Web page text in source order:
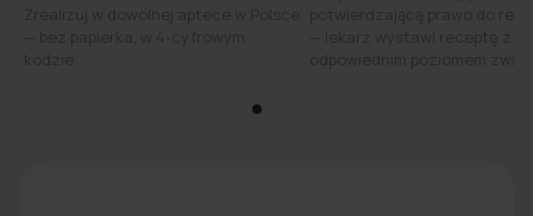
Zrealizuj w dowolnej aptece w Polsce
— bez papierka, w 4-cyfrowym
kodzie.
potwierdzającą prawo do
— lekarz wystawi receptę z
odpowiednim poziomem